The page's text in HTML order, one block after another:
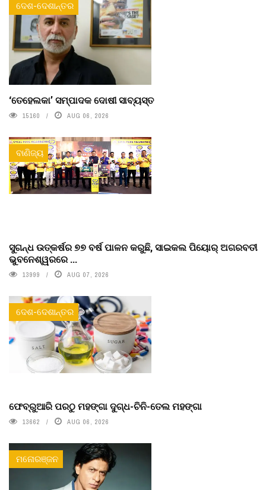
ଦେଶ-ଦେଶାନ୍ତର
‘ତେହେଲକା’ ସମ୍ପାଦକ ଦୋଷୀ ସାବ୍ୟସ୍ତ
15160 AUG 06, 2026
ବାଣିଜ୍ୟ
ସୁଗନ୍ଧ ଉତ୍କର୍ଷର ୭୭ ବର୍ଷ ପାଳନ କରୁଛି, ସାଇକଲ ପିୟୋର୍‌ ଅଗରବତୀ
ଭୁବନେଶ୍ୱରରେ ...
13999 AUG 07, 2026
ଦେଶ-ଦେଶାନ୍ତର
ଫେବ୍ରୁଆରି ପରଠୁ ମହଙ୍ଗା ଦୁଗ୍ଧ-ଚିନି-ତେଲ ମହଙ୍ଗା
13662 AUG 06, 2026
ମନୋରଞ୍ଜନ